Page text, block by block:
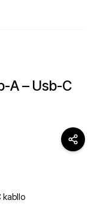
A – Usb-C
kabllo